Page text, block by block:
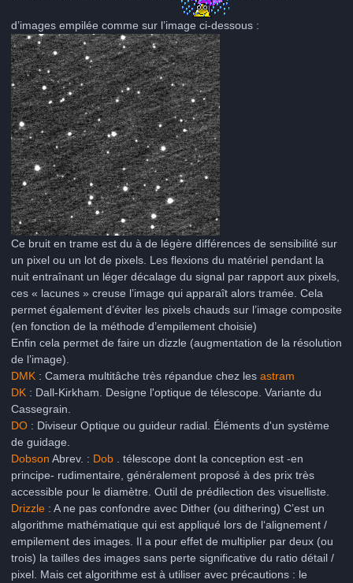
d’images empilée comme sur l’image ci-dessous :
Ce bruit en trame est du à de légère différences de sensibilité sur
un pixel ou un lot de pixels. Les flexions du matériel pendant la
nuit entraînant un léger décalage du signal par rapport aux pixels,
ces « lacunes » creuse l’image qui apparaît alors tramée. Cela
permet également d’éviter les pixels chauds sur l’image composite
(en fonction de la méthode d’empilement choisie)
Enfin cela permet de faire un dizzle (augmentation de la résolution
de l’image).
DMK : Camera multitâche très répandue chez les astram
DK : Dall-Kirkham. Designe l'optique de télescope. Variante du
Cassegrain.
DO : Diviseur Optique ou guideur radial. Éléments d'un système
de guidage.
Dobson Abrev. : Dob . télescope dont la conception est -en
principe- rudimentaire, généralement proposé à des prix très
accessible pour le diamètre. Outil de prédilection des visuelliste.
Drizzle : A ne pas confondre avec Dither (ou dithering) C’est un
algorithme mathématique qui est appliqué lors de l‘alignement /
empilement des images. Il a pour effet de multiplier par deux (ou
trois) la tailles des images sans perte significative du ratio détail /
pixel. Mais cet algorithme est à utiliser avec précautions : le